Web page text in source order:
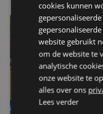
cookies kunnen
website gebruikt
om de website te
analytische
onze website te
alles over ons
Lees verder